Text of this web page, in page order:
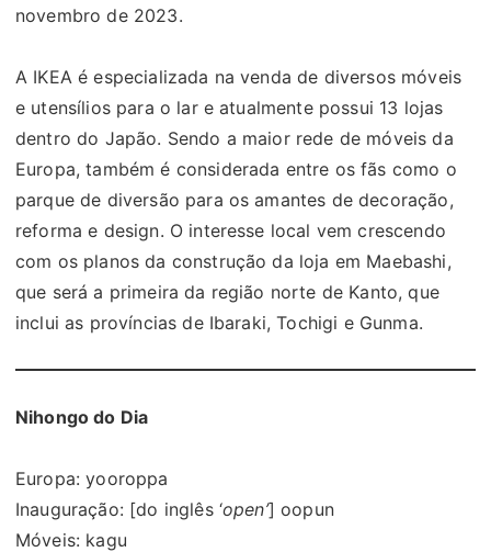
novembro de 2023.
A IKEA é especializada na venda de diversos móveis
e utensílios para o lar e atualmente possui 13 lojas
dentro do Japão. Sendo a maior rede de móveis da
Europa, também é considerada entre os fãs como o
parque de diversão para os amantes de decoração,
reforma e design. O interesse local vem crescendo
com os planos da construção da loja em Maebashi,
que será a primeira da região norte de Kanto, que
inclui as províncias de Ibaraki, Tochigi e Gunma.
Nihongo do Dia
Europa: yooroppa
Inauguração: [do inglês ‘open’] oopun
Móveis: kagu